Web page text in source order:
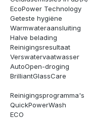
EcoPower Technology
Geteste hygiëne
Warmwateraansluiting
Halve belading
Reinigingsresultaat
Verswatervaatwasser
AutoOpen-droging
BrilliantGlassCare
Reinigingsprogramma's
QuickPowerWash
ECO